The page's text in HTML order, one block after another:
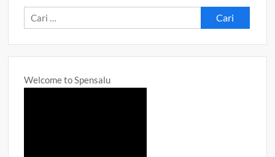
Cari
untuk:
Welcome to Spensalu